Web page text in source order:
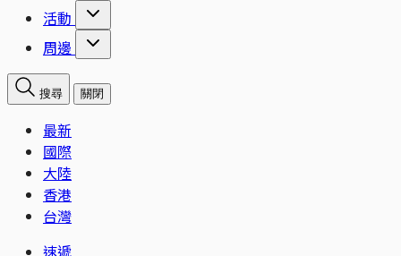
活動
周邊
搜尋 關閉
最新
國際
大陸
香港
台灣
速遞